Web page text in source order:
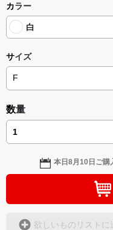
カラー
白
サイズ
数量
本日8月10日 ご購
欲しいものリストに